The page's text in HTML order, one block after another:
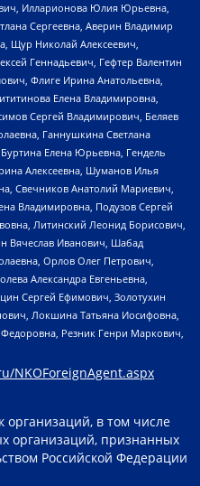
Илларионова Юлия Юрьевна,
Сергеевна, Аверин Владимир
Щур Николай Алексеевич,
Геннадьевич, Гефтер Валентин
Флиге Ирина Анатольевна,
Елена Владимировна,
Сергей Владимирович, Беляев
Ганнушкина Светлана
Елена Юрьевна, Гендель
Алексеевна, Шуманов Илья
Свечников Анатолий Мариевич,
Владимировна, Подузов Сергей
Литинский Леонид Борисович,
Вячеслав Иванович, Шабад
Орлов Олег Петрович,
Александра Евгеньевна,
Сергей Ефимович, Золотухин
Локшина Татьяна Иосифовна,
Резник Генри Маркович,
NKOForeignAgent.aspx
в том числе
организаций, признанных
Российской Федерации